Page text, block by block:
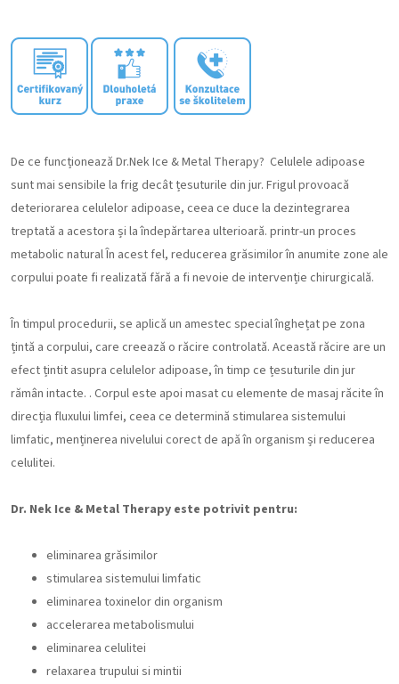
De ce funcționează Dr.Nek Ice & Metal Therapy? Celulele adipoase
sunt mai sensibile la frig decât țesuturile din jur. Frigul provoacă
deteriorarea celulelor adipoase, ceea ce duce la dezintegrarea
treptată a acestora și la îndepărtarea ulterioară. printr-un proces
metabolic natural În acest fel, reducerea grăsimilor în anumite zone ale
corpului poate fi realizată fără a fi nevoie de intervenție chirurgicală.
În timpul procedurii, se aplică un amestec special înghețat pe zona
țintă a corpului, care creează o răcire controlată. Această răcire are un
efect țintit asupra celulelor adipoase, în timp ce țesuturile din jur
rămân intacte. . Corpul este apoi masat cu elemente de masaj răcite în
direcția fluxului limfei, ceea ce determină stimularea sistemului
limfatic, menținerea nivelului corect de apă în organism și reducerea
celulitei.
Dr. Nek Ice & Metal Therapy este potrivit pentru:
eliminarea grăsimilor
stimularea sistemului limfatic
eliminarea toxinelor din organism
accelerarea metabolismului
eliminarea celulitei
relaxarea trupului si mintii